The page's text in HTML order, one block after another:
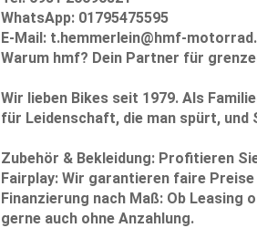
WhatsApp: 01795475595
E-Mail: t.hemmerlein@hmf-
Warum hmf? Dein Partner für
Wir lieben Bikes seit 1979. Als
für Leidenschaft, die man spürt, und
Zubehör & Bekleidung:Profitieren
Fairplay:Wir garantieren faire
Finanzierung nach Maß:Ob Leasing
gerne auch ohne Anzahlung.